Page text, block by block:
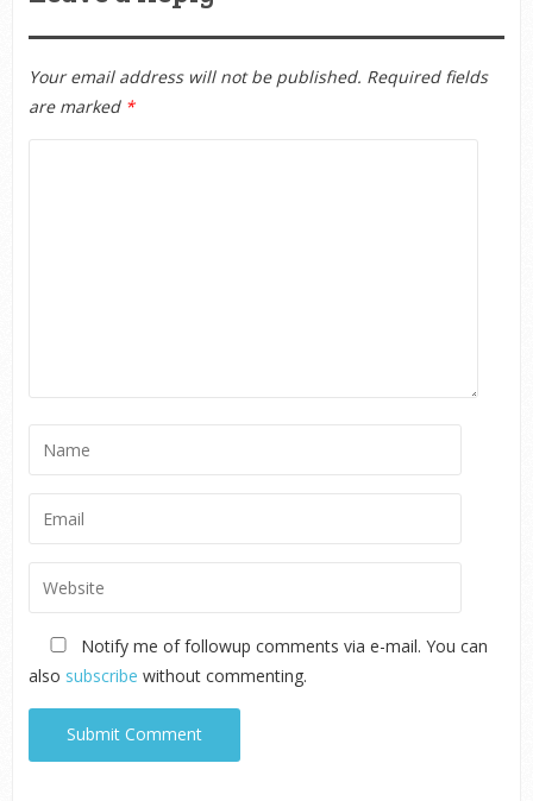
Your email address will not be published. Required fields
are marked *
Notify me of followup comments via e-mail. You can
also subscribe without commenting.